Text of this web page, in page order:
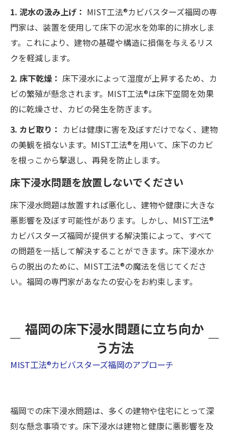
1. 泥水の汲み上げ： MIST工法®カビバスターズ福岡の専
門家は、装置を使用して床下の泥水を効率的に排水しま
す。これにより、建物の基礎や構造に損傷を与えるリス
クを軽減します。
2. 床下乾燥： 床下浸水によって湿度が上昇するため、カ
ビの繁殖が懸念されます。MIST工法®は床下空間を効果
的に乾燥させ、カビの発生を防ぎます。
3. カビ取り： カビは健康に害を及ぼすだけでなく、建物
の美観を損ないます。MIST工法®を用いて、床下のカビ
を根っこから撃退し、再発を防止します。
床下浸水問題を放置しないでください
床下浸水問題は放置すれば悪化し、建物や健康に大きな
悪影響を及ぼす可能性があります。しかし、MIST工法®
カビバスターズ福岡が提供する解決策によって、すべて
の問題を一括して解決することができます。床下浸水か
らの脱出のために、MIST工法®の魔法を信じてくださ
い。福岡の専門家があなたの安心をお約束します。
福岡の床下浸水問題に立ち向か
う方法
MIST工法®カビバスターズ福岡のアプローチ
福岡での床下浸水問題は、多くの建物や住宅にとって深
刻な懸念事項です。床下浸水は建物と健康に悪影響を及